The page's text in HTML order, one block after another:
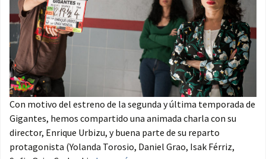
Con motivo del estreno de la segunda y última temporada de
Gigantes, hemos compartido una animada charla con su
director, Enrique Urbizu, y buena parte de su reparto
protagonista (Yolanda Torosio, Daniel Grao, Isak Férriz,